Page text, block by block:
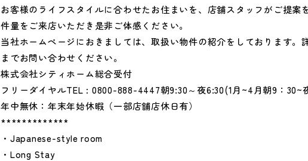
お客様のライフスタイルに合わせたお住まいを、店舗スタッフがご提案
件量をご来店いただき是非ご体感ください。
当社ホームページにおきましては、取扱い物件の紹介をしております。
までお問い合わせください。
株式会社シティホーム総合受付
フリーダイヤルTEL : 0800-888-4447朝9:30～夜6:30(1月~4月朝9：30~
年中無休：年末年始休暇（一部店舗店休日有）
*************
・Japanese-style room
・Long Stay